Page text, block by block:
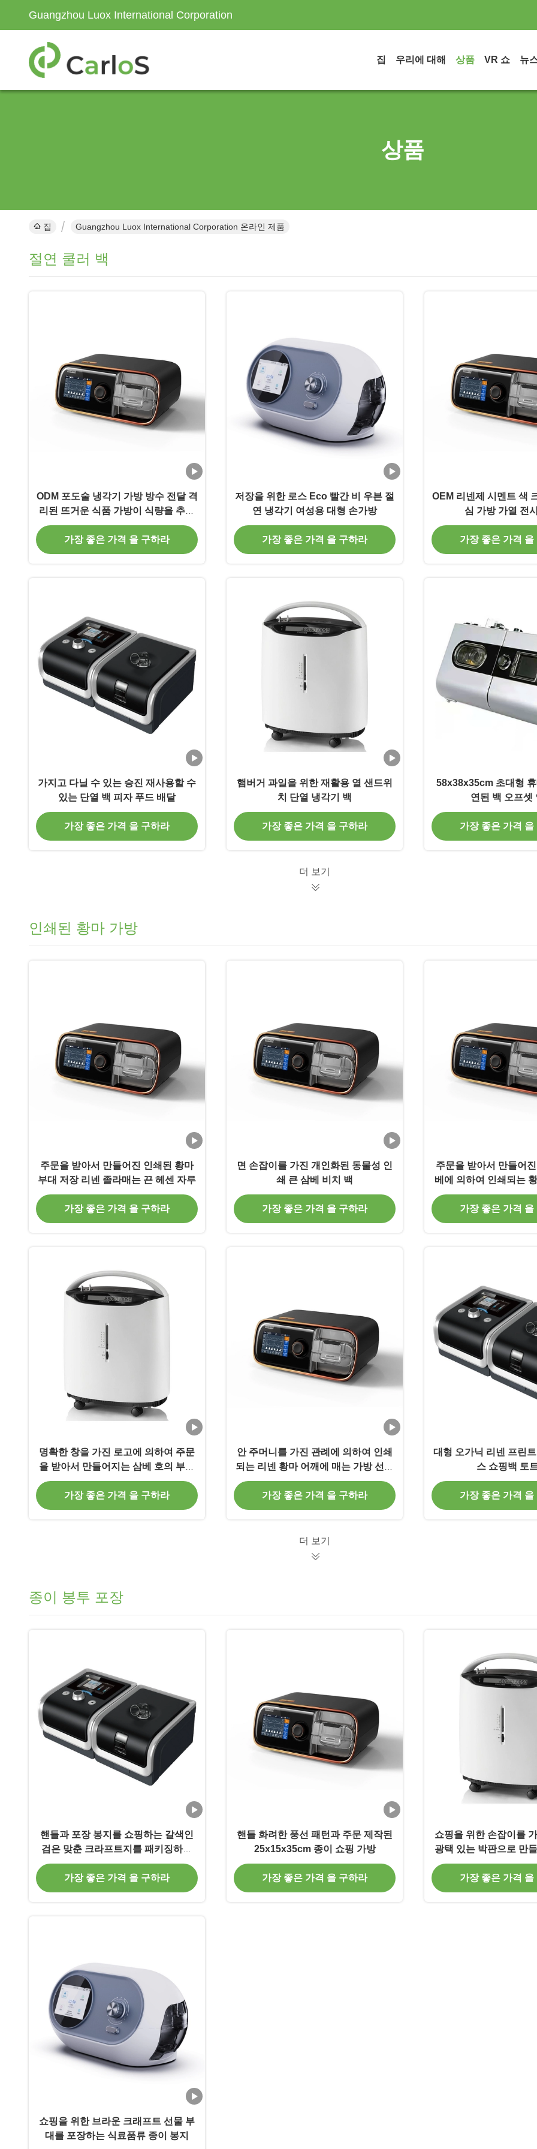
Guangzhou Luox International Corporation
집 우리에 대해 상품 VR 쇼 뉴
상품
집 Guangzhou Luox International Corporation 온라인 제품
절연 쿨러 백
ODM 포도술 냉각기 가방 방수 전달 격
리된 뜨거운 식품 가방이 식량을 추운
채로 유지합니다
가장 좋은 가격 을 구하라
저장을 위한 로스 Eco 빨간 비 우븐 절
연 냉각기 여성용 대형 손가방
가장 좋은 가격 을 구하라
OEM 리넨제 시멘트 색
심 가방 가열 전
가장 좋은 가격 을
가지고 다닐 수 있는 승진 재사용할 수
있는 단열 백 피자 푸드 배달
가장 좋은 가격 을 구하라
햄버거 과일을 위한 재활용 열 샌드위
치 단열 냉각기 백
가장 좋은 가격 을 구하라
58x38x35cm 초대형
연된 백 오프셋
가장 좋은 가격 을
더 보기
인쇄된 황마 가방
주문을 받아서 만들어진 인쇄된 황마
부대 저장 리넨 졸라매는 끈 헤센 자루
가장 좋은 가격 을 구하라
면 손잡이를 가진 개인화된 동물성 인
쇄 큰 삼베 비치 백
가장 좋은 가격 을 구하라
주문을 받아서 만들어
베에 의하여 인쇄되는
품 쇼핑 백
가장 좋은 가격 을
명확한 창을 가진 로고에 의하여 주문
을 받아서 만들어지는 삼베 호의 부대
졸라매는 끈 크리스마스 부대
가장 좋은 가격 을 구하라
안 주머니를 가진 관례에 의하여 인쇄
되는 리넨 황마 어깨에 매는 가방 선전
용 가방
가장 좋은 가격 을 구하라
대형 오가닉 리넨 프린
스 쇼핑백 토
가장 좋은 가격 을
더 보기
종이 봉투 포장
핸들과 포장 봉지를 쇼핑하는 갈색인
검은 맞춘 크라프트지를 패키징하는
재활용할 수 있는 포장 봉지
가장 좋은 가격 을 구하라
핸들 화려한 풍선 패턴과 주문 제작된
25x15x35cm 종이 쇼핑 가방
가장 좋은 가격 을 구하라
쇼핑을 위한 손잡이를
광택 있는 박판으로 만
물 부대
가장 좋은 가격 을
쇼핑을 위한 브라운 크래프트 선물 부
대를 포장하는 식료품류 종이 봉지